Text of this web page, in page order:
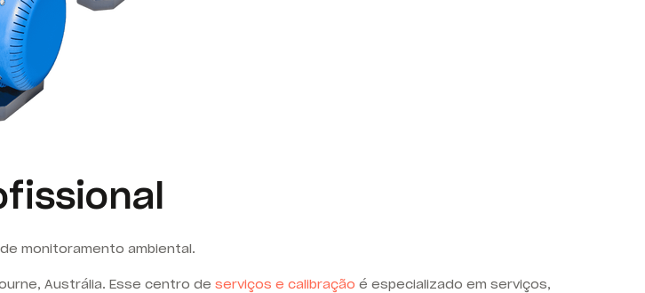
monitoramento ambiental.
Austrália. Esse centro de serviços e calibração é especializado em serviços,